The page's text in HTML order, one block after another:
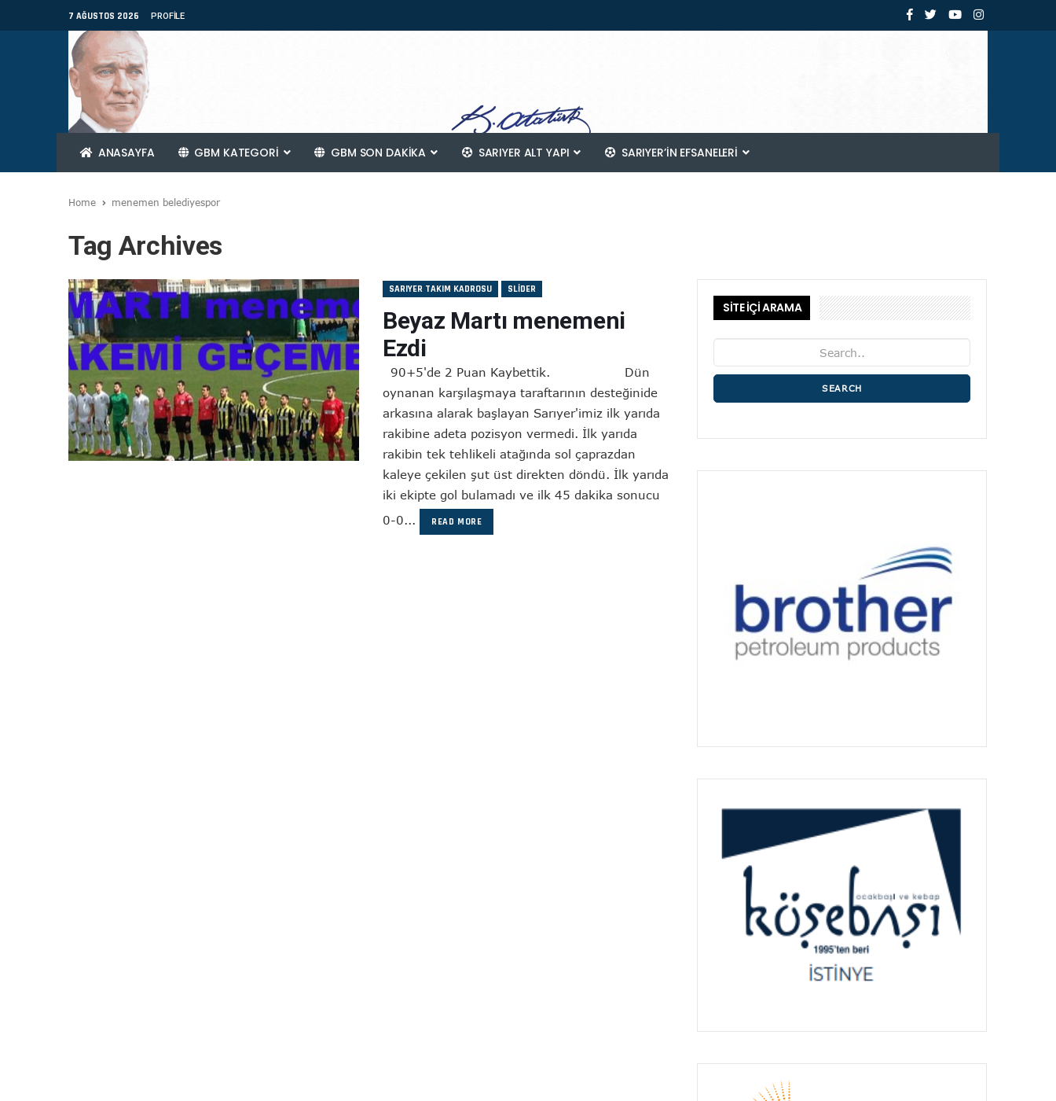
7 AĞUSTOS 2026 PROFILE
ANASAYFA GBM KATEGORİ GBM SON DAKİKA SARIYER ALT YAPI SARIYER’IN EFSANELERI
Home menemen belediyespor
Tag Archives
SARIYER TAKIM KADROSU SLIDER
Beyaz Martı menemeni
Ezdi
90+5'de 2 Puan Kaybettik. Dün
oynanan karşılaşmaya taraftarının desteğinide
arkasına alarak başlayan Sarıyer'imiz ilk yarıda
rakibine adeta pozisyon vermedi. İlk yarıda
rakibin tek tehlikeli atağında sol çaprazdan
kaleye çekilen şut üst direkten döndü. İlk yarıda
iki ekipte gol bulamadı ve ilk 45 dakika sonucu
0-0...
READ MORE
SİTE İÇİ ARAMA
SEARCH